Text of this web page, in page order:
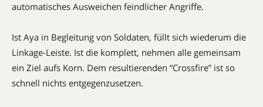
automatisches Ausweichen feindlicher Angriffe.
Ist Aya in Begleitung von Soldaten, füllt sich wiederum die
Linkage-Leiste. Ist die komplett, nehmen alle gemeinsam
ein Ziel aufs Korn. Dem resultierenden “Crossfire” ist so
schnell nichts entgegenzusetzen.